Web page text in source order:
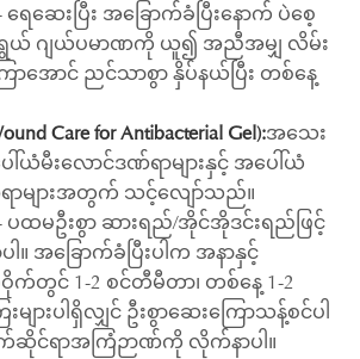
ရေဆေးပြီး အခြောက်ခံပြီးနောက် ပဲစေ့
ယ် ဂျယ်ပမာဏကို ယူ၍ အညီအမျှ လိမ်း
ြာအောင် ညင်သာစွာ နှိပ်နယ်ပြီး တစ်နေ့
Care for Antibacterial Gel):အသေး
ပေါ်ယံမီးလောင်ဒဏ်ရာများနှင့် အပေါ်ယံ
များအတွက် သင့်လျော်သည်။
- ပထမဦးစွာ ဆားရည်/အိုင်အိုဒင်းရည်ဖြင့်
။ အခြောက်ခံပြီးပါက အနာနှင့်
က်တွင် 1-2 စင်တီမီတာ၊ တစ်နေ့ 1-2
ျားပါရှိလျှင် ဦးစွာဆေးကြောသန့်စင်ပါ
င်ရာအကြံဉာဏ်ကို လိုက်နာပါ။